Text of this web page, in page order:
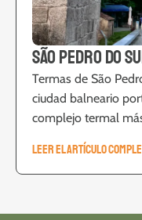
São Pedro do
Termas de São
ciudad balneario
complejo termal
LEER EL ARTÍCULO